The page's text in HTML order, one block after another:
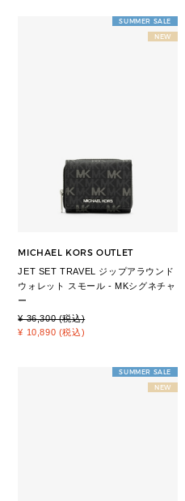
SUMMER SALE
NEW
MICHAEL KORS OUTLET
JET SET TRAVEL ジップアラウンド
ウォレット スモール - MKシグネチャ
ー
¥ 36,300 (税込)
¥ 10,890 (税込)
SUMMER SALE
NEW